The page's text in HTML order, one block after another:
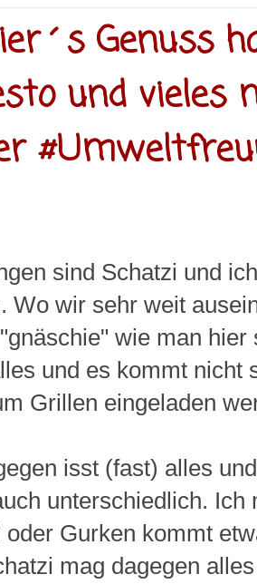
Genuss
und vieles
sind Schatzi und
Wo wir sehr weit
wie man
und es kommt nicht
Grillen eingeladen
isst (fast) alles
unterschiedlich.
oder Gurken kommt
mag dagegen